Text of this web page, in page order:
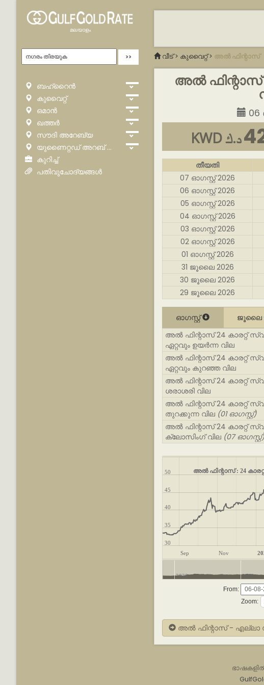
മലയാളം
ബഹ്‌റൈൻ
കുവൈറ്റ്
ഒമാൻ
ഖത്തർ
സൗദി അറേബ്യ
യുണൈറ്റഡ് അറബ് എമിറേറ്റ്സ്
കുറിച്ച്
പതിവുചോദ്യങ്ങൾ
വീട്> കുവൈറ്റ്> അൽ ഫിന്റാസ്
അൽ ഫിന്റാസ്
06
KWD د.ك
തീയതി
07 ഓഗസ്റ്റ് 2026
06 ഓഗസ്റ്റ് 2026
05 ഓഗസ്റ്റ് 2026
04 ഓഗസ്റ്റ് 2026
03 ഓഗസ്റ്റ് 2026
02 ഓഗസ്റ്റ് 2026
01 ഓഗസ്റ്റ് 2026
31 ജൂലൈ 2026
30 ജൂലൈ 2026
29 ജൂലൈ 2026
ഓഗസ്റ്റ് ജൂലൈ
അൽ ഫിന്റാസ് 24 കാരറ്റ്
ഏറ്റവും ഉയർന്ന വില
അൽ ഫിന്റാസ് 24 കാരറ്റ്
ഏറ്റവും കുറഞ്ഞ വില
അൽ ഫിന്റാസ് 24 കാരറ്റ്
ശരാശരി വില
അൽ ഫിന്റാസ് 24 കാരറ്റ്
തുറക്കുന്ന വില (01 ഓഗസ്റ്റ്)
അൽ ഫിന്റാസ് 24 കാരറ്റ്
ക്ലോസിംഗ് വില (07 ഓഗസ്റ്റ്)
അൽ ഫിന്റാസ് : 24
Sep Nov
30
35
40
45
50
2020 2022
From:
Zoom:
അൽ ഫിന്റാസ് - എല്ലാ